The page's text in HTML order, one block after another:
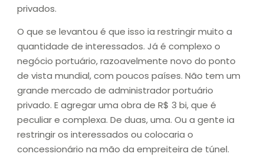
privados.
O que se levantou é que isso ia restringir muito a
quantidade de interessados. Já é complexo o
negócio portuário, razoavelmente novo do ponto
de vista mundial, com poucos países. Não tem um
grande mercado de administrador portuário
privado. E agregar uma obra de R$ 3 bi, que é
peculiar e complexa. De duas, uma. Ou a gente ia
restringir os interessados ou colocaria o
concessionário na mão da empreiteira de túnel.